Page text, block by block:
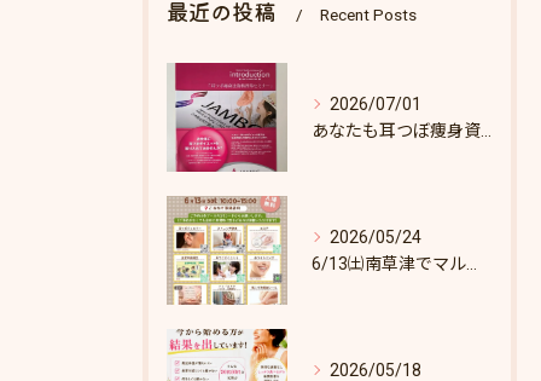
最近の投稿 Recent Posts
2026/07/01
2026/05/24
2026/05/18